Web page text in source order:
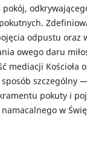
odpustu oraz
owego daru
mediacji Kościoła
szczególny
pokuty i
w